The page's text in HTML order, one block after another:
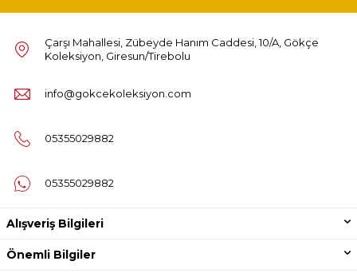
Çarşı Mahallesi, Zübeyde Hanım Caddesi, 10/A, Gökçe
Koleksiyon, Giresun/Tirebolu
info@gokcekoleksiyon.com
05355029882
05355029882
Alışveriş Bilgileri
Önemli Bilgiler